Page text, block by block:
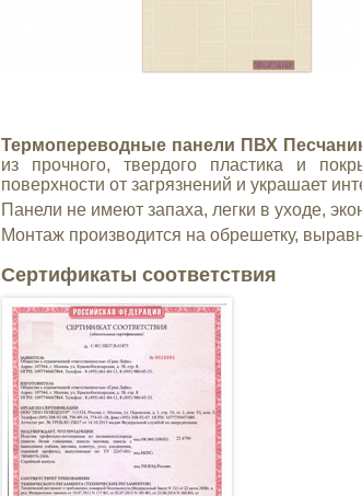
Термопереводные панели ПВХ
из прочного, твердого пластика и
поверхности от загрязнений и украшает
Панели не имеют запаха, легки в уходе,
Монтаж производится на обрешетку,
Сертификаты соответствия